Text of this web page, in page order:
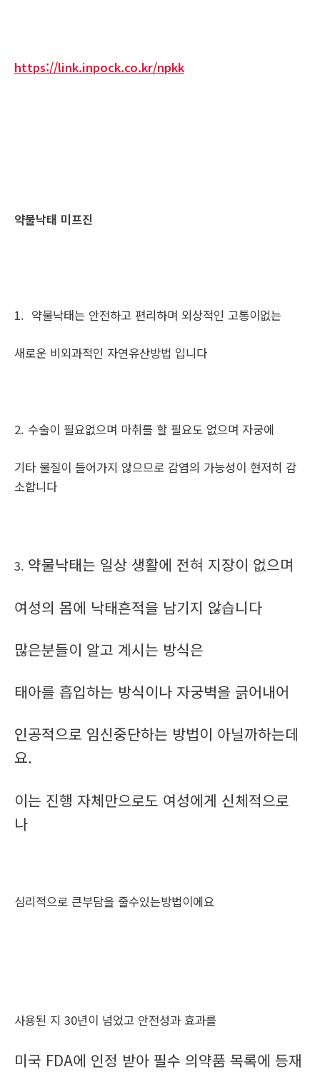
https://link.inpock.co.kr/npkk
약물낙태 미프진
1. 약물낙태는 안전하고 편리하며 외상적인 고통이없는
새로운 비외과적인 자연유산방법 입니다
2. 수술이 필요없으며 마취를 할 필요도 없으며 자궁에
기타 물질이 들어가지 않으므로 감염의 가능성이 현저히 감
소합니다
3. 약물낙태는 일상 생활에 전혀 지장이 없으며
여성의 몸에 낙태흔적을 남기지 않습니다
많은분들이 알고 계시는 방식은
태아를 흡입하는 방식이나 자궁벽을 긁어내어
인공적으로 임신중단하는 방법이 아닐까하는데
요.
이는 진행 자체만으로도 여성에게 신체적으로
나
심리적으로 큰부담을 줄수있는방법이에요
사용된 지 30년이 넘었고 안전성과 효과를
미국 FDA에 인정 받아 필수 의약품 목록에 등재